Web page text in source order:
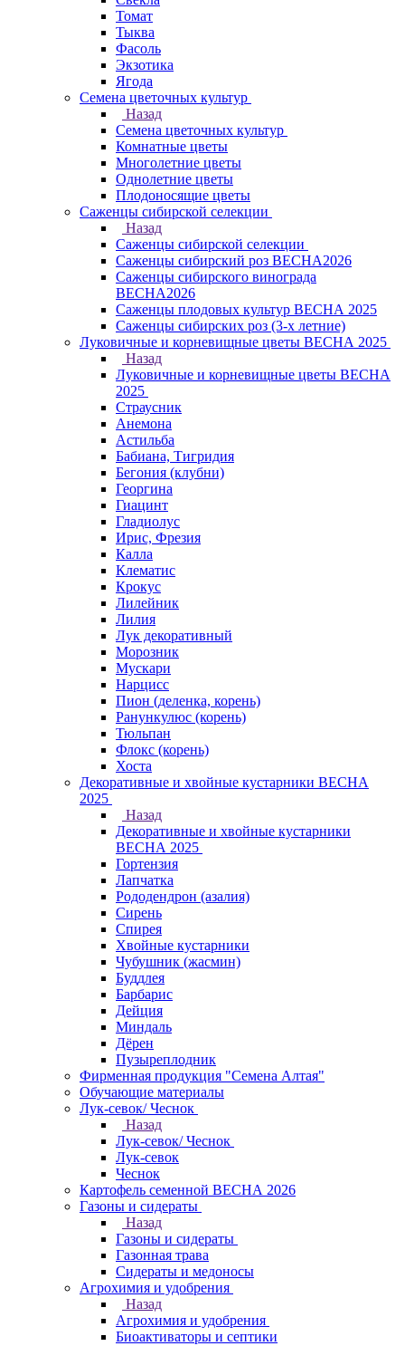
Томат
Тыква
Фасоль
Экзотика
Ягода
Семена цветочных культур
Назад
Семена цветочных культур
Комнатные цветы
Многолетние цветы
Однолетние цветы
Плодоносящие цветы
Саженцы сибирской селекции
Назад
Саженцы сибирской селекции
Саженцы сибирский роз ВЕСНА2026
Саженцы сибирского винограда
ВЕСНА2026
Саженцы плодовых культур ВЕСНА 2025
Саженцы сибирских роз (3-х летние)
Луковичные и корневищные цветы ВЕСНА 2025
Назад
Луковичные и корневищные цветы ВЕСНА
2025
Страусник
Анемона
Астильба
Бабиана, Тигридия
Бегония (клубни)
Георгина
Гиацинт
Гладиолус
Ирис, Фрезия
Калла
Клематис
Крокус
Лилейник
Лилия
Лук декоративный
Морозник
Мускари
Нарцисс
Пион (деленка, корень)
Ранункулюс (корень)
Тюльпан
Флокс (корень)
Хоста
Декоративные и хвойные кустарники ВЕСНА
2025
Назад
Декоративные и хвойные кустарники
ВЕСНА 2025
Гортензия
Лапчатка
Рододендрон (азалия)
Сирень
Спирея
Хвойные кустарники
Чубушник (жасмин)
Буддлея
Барбарис
Дейция
Миндаль
Дёрен
Пузыреплодник
Фирменная продукция "Семена Алтая"
Обучающие материалы
Лук-севок/ Чеснок
Назад
Лук-севок/ Чеснок
Лук-севок
Чеснок
Картофель семенной ВЕСНА 2026
Газоны и сидераты
Назад
Газоны и сидераты
Газонная трава
Сидераты и медоносы
Агрохимия и удобрения
Назад
Агрохимия и удобрения
Биоактиваторы и септики